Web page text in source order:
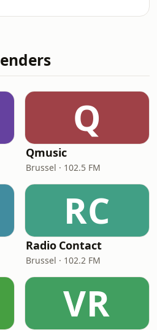
Q
Qmusic
Brussel · 102.5 FM
RC
Radio Contact
Brussel · 102.2 FM
VR